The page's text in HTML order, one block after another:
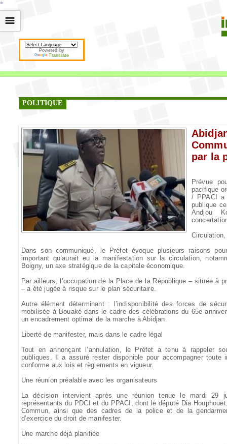
*
*
*
*
*
*
*
*
*
*
*
*
*
*
*
*
*
*
*
*
*
*
*
*
*
*
*
*
*
*
*
*
*
*
*
*
Powered by
Translate
☰
POLITIQUE
par la
Prévue
pacifique
/ PPACI a
publique
Andjou
Dans son communiqué, le Préfet évoque plusieurs raisons
important qu’aurait eu la manifestation sur la circulation,
Boigny, un axe stratégique de la capitale économique.
Par ailleurs, l’occupation de la Place de la République – située à
– a été jugée à risque sur le plan sécuritaire.
Autre élément déterminant : l’indisponibilité des forces de
mobilisée à Bouaké dans le cadre des célébrations du 65e
un encadrement optimal de la marche à Abidjan.
Liberté de manifester, mais dans le cadre légal
Tout en annonçant l’annulation, le Préfet a tenu à rappeler
publiques. Il a assuré rester disponible pour accompagner toute
conforme aux lois et règlements en vigueur.
Une réunion préalable avec les organisateurs
La décision intervient après une réunion tenue le mardi 29
représentants du PDCI et du PPACI, dont le député Dia
Commun, ainsi que des cadres de la police et de la
d’exercice du droit de manifester.
Une marche déjà planifiée